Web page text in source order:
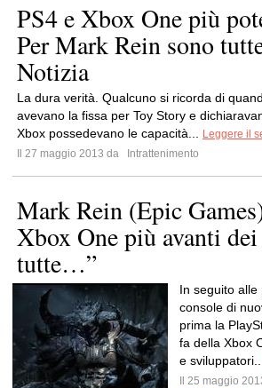
PS4 e Xbox One più
Per Mark Rein sono
Notizia
La dura verità. Qualcuno si ricorda di
avevano la fissa per Toy Story e
Xbox possedevano le capacità...
Leggere il
Il 27 maggio 2013 da
Intrattenimento
Mark Rein (Epic
Xbox One più avanti
tutte…”
In seguito
console di
prima la
fa della Xbox
e sviluppatori...
Il 25 maggio